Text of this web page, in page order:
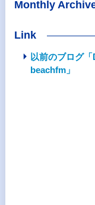
Monthly
Link
以前のブログ
beachfm」